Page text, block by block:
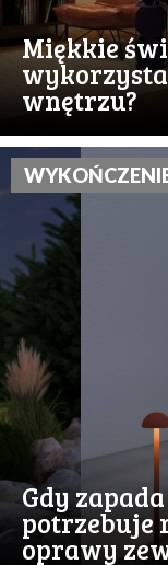
Miękkie
wnętrzu?
Gdy
potrzebuje
oprawy